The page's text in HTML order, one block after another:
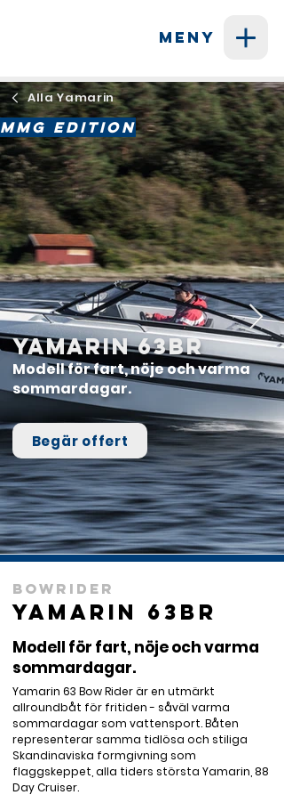
MENY
ㅤMMG Editionㅤ
Yamarin 63BR
Modell för fart, nöje och varma
sommardagar.
Begär offert
Alla Yamarin
Bowrider
Yamarin 63BR
Modell för fart, nöje och varma
sommardagar.
Yamarin 63 Bow Rider är en utmärkt
allroundbåt för fritiden - såväl varma
sommardagar som vattensport. Båten
representerar samma tidlösa och stiliga
Skandinaviska formgivning som
flaggskeppet, alla tiders största Yamarin, 88
Day Cruiser.